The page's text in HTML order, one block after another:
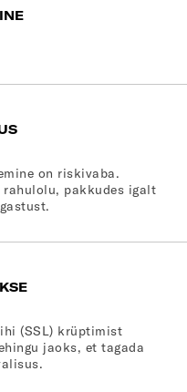
on riskivaba.
rahulolu, pakkudes igalt
(SSL) krüptimist
jaoks, et tagada